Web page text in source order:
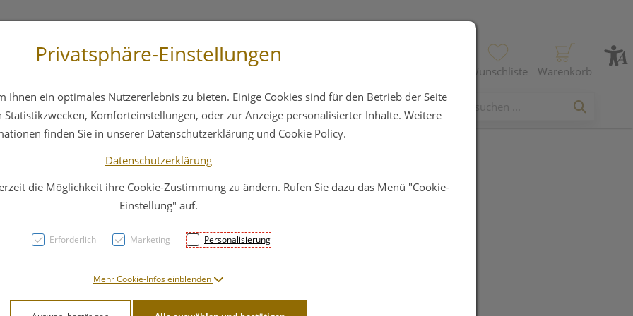
Wunschliste Warenkorb
Hautpflege Familie Nahrungsergänzung
ARTHROBENE
Muskelsalbe Rot
34,91 EUR
Privatsphäre-Einstellungen
Ihnen ein optimales Nutzererlebnis zu bieten. Einige Cookies sind für den Betrieb der Seite
Komforteinstellungen, oder zur Anzeige personalisierter Inhalte. Weitere
finden Sie in unserer Datenschutzerklärung und Cookie Policy.
Datenschutzerklärung
die Möglichkeit ihre Cookie-Zustimmung zu ändern. Rufen Sie dazu das Menü "Cookie-
Einstellung" auf.
Erforderlich Marketing Personalisierung
Mehr Cookie-Infos einblenden